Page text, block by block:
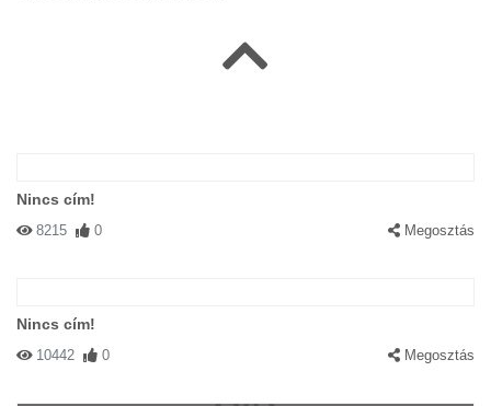
Nincs cím!
8215 0 Megosztás
Nincs cím!
10442 0 Megosztás